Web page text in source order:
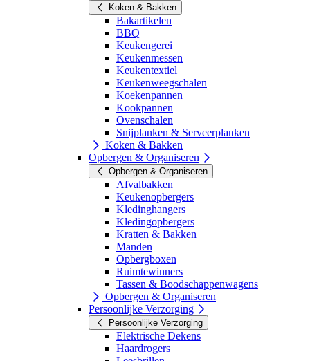
Koken & Bakken
Bakartikelen
BBQ
Keukengerei
Keukenmessen
Keukentextiel
Keukenweegschalen
Koekenpannen
Kookpannen
Ovenschalen
Snijplanken & Serveerplanken
Koken & Bakken
Opbergen & Organiseren
Opbergen & Organiseren
Afvalbakken
Keukenopbergers
Kledinghangers
Kledingopbergers
Kratten & Bakken
Manden
Opbergboxen
Ruimtewinners
Tassen & Boodschappenwagens
Opbergen & Organiseren
Persoonlijke Verzorging
Persoonlijke Verzorging
Elektrische Dekens
Haardrogers